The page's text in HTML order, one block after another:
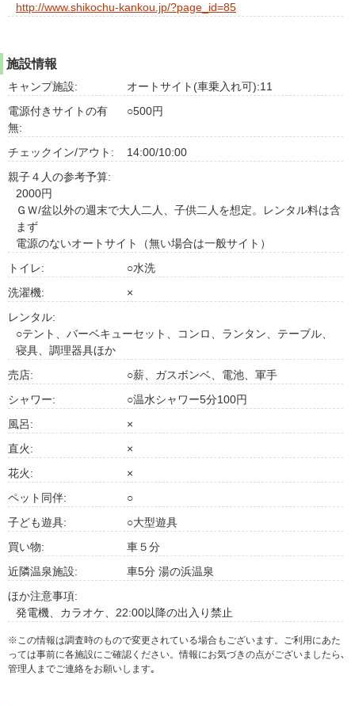
http://www.shikochu-kankou.jp/?page_id=85
施設情報
キャンプ施設:
オートサイト(車乗入れ可):11
電源付きサイトの有
無:
○500円
チェックイン/アウト:
14:00/10:00
親子４人の参考予算:
2000円
ＧＷ/盆以外の週末で大人二人、子供二人を想定。レンタル料は含
まず
電源のないオートサイト（無い場合は一般サイト）
トイレ:
○水洗
洗濯機:
×
レンタル:
○テント、バーベキューセット、コンロ、ランタン、テーブル、
寝具、調理器具ほか
売店:
○薪、ガスボンベ、電池、軍手
シャワー:
○温水シャワー5分100円
風呂:
×
直火:
×
花火:
×
ペット同伴:
○
子ども遊具:
○大型遊具
買い物:
車５分
近隣温泉施設:
車5分 湯の浜温泉
ほか注意事項:
発電機、カラオケ、22:00以降の出入り禁止
※この情報は調査時のもので変更されている場合もございます。ご利用にあた
っては事前に各施設にご確認ください。情報にお気づきの点がございましたら､
管理人までご連絡をお願いします｡